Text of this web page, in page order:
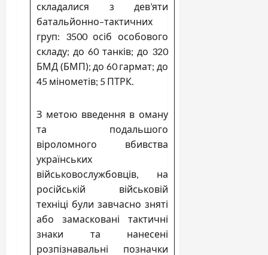
складалися з дев’яти
батальйонно–тактичних
груп: 3500 осіб особового
складу; до 60 танків; до 320
БМД (БМП); до 60 гармат; до
45 мінометів; 5 ПТРК.
З метою введення в оману
та подальшого
віроломного вбивства
українських
військовослужбовців, на
російській військовій
техніці були завчасно зняті
або замасковані тактичні
знаки та нанесені
розпізнавальні позначки